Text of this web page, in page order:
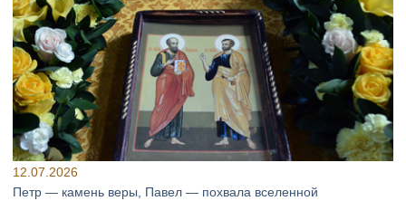
12.07.2026
Петр — камень веры, Павел — похвала вселенной